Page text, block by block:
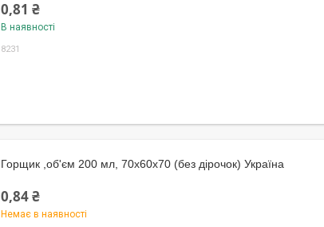
0,81 ₴
В наявності
8231
Горщик ,об'єм 200 мл, 70х60х70 (без дірочок) Україна
0,84 ₴
Немає в наявності